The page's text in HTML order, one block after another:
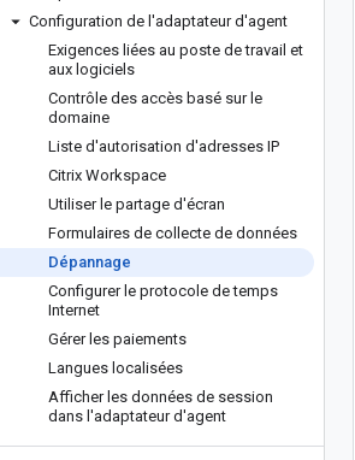
Configuration de l'adaptateur d'agent
Exigences liées au poste de travail et
aux logiciels
Contrôle des accès basé sur le
domaine
Liste d'autorisation d'adresses IP
Citrix Workspace
Utiliser le partage d'écran
Formulaires de collecte de données
Dépannage
Configurer le protocole de temps
Internet
Gérer les paiements
Langues localisées
Afficher les données de session
dans l'adaptateur d'agent